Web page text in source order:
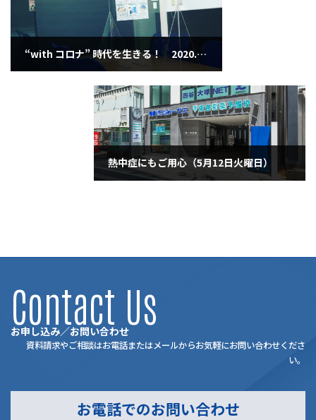
“with コロナ” 時代を生きる！ 2020.5.12
熱中症にもご用心（5月12日火曜日）
お申し込み／お問い合わせ
Contact Us
資料請求やご相談はお電話またはメールからお気軽にお問い合わせくださ
い。
お電話でのお問い合わせ